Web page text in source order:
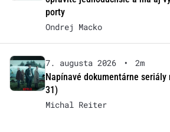
porty
Ondrej Macko
7. augusta 2026 •
2m
Napínavé dokumentárne
31)
Michal Reiter